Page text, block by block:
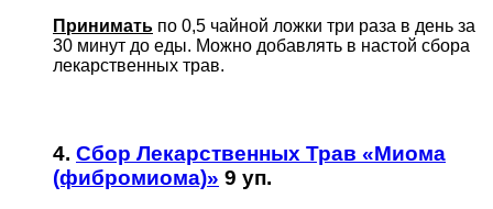
Принимать по 0,5 чайной ложки три раза в день за
30 минут до еды. Можно добавлять в настой сбора
лекарственных трав.
4. Сбор Лекарственных Трав «Миома
(фибромиома)» 9 уп.